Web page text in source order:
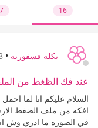
16
بكله فسفوريه •
عند فك الظغط من
السلام عليكم انا لما
افكه من ملف الضغط
في الصوره ما ادري وش